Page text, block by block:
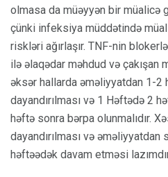
olmasa da müəyyən bir müalicə
çünki infeksiya müddətində
riskləri ağırlaşır. TNF-nin
ilə əlaqədar məhdud və çakışan
əksər hallarda əməliyyatdan 1-2
dayandırılması və 1 Həftədə 2
həftə sonra bərpa olunmalıdır.
dayandırılması və əməliyyatdan
həftəədək davam etməsi